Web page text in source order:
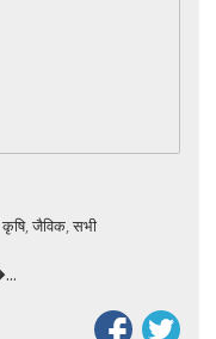
कृषि,जैविक,सभी